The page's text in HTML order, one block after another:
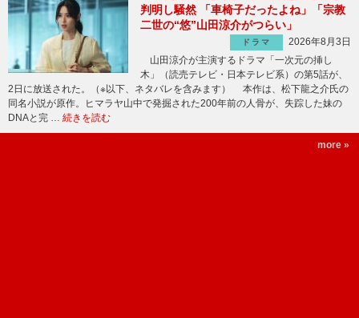
判明し騒然 「車椅子だったよね」「宗教
二世の“悠”山田涼介がつらい」
ドラマ
2026年8月3日
山田涼介が主演するドラマ「一次元の挿し
木」（読売テレビ・日本テレビ系）の第5話が、
2日に放送された。（※以下、ネタバレを含みます） 本作は、松下龍之介氏の
同名小説が原作。ヒマラヤ山中で発掘された200年前の人骨が、失踪した妹の
DNAと完 … 続きを読む
more »